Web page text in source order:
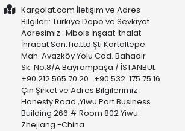
Kargolat.com İletişim ve Adres
Bilgileri: Türkiye Depo ve Sevkiyat
Adresimiz : Mbois İnşaat İthalat
İhracat San.Tic.Ltd.Şti Kartaltepe
Mah. Avazköy Yolu Cad. Bahadır
Sk. No:8/A Bayrampaşa / İSTANBUL
+90 212 565 70 20 +90 532 175 75 16
Çin Şirket ve Adres Bilgilerimiz :
Honesty Road ,Yiwu Port Business
Building 266 # Room 802 Yiwu-
Zhejiang -China